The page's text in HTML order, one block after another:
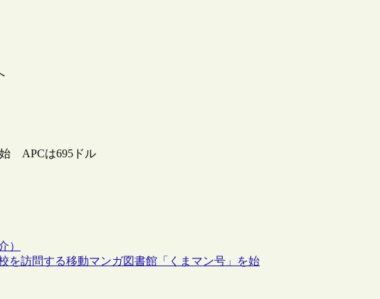
始 APCは695ドル
）
を訪問する移動マンガ図書館「くまマン号」を始